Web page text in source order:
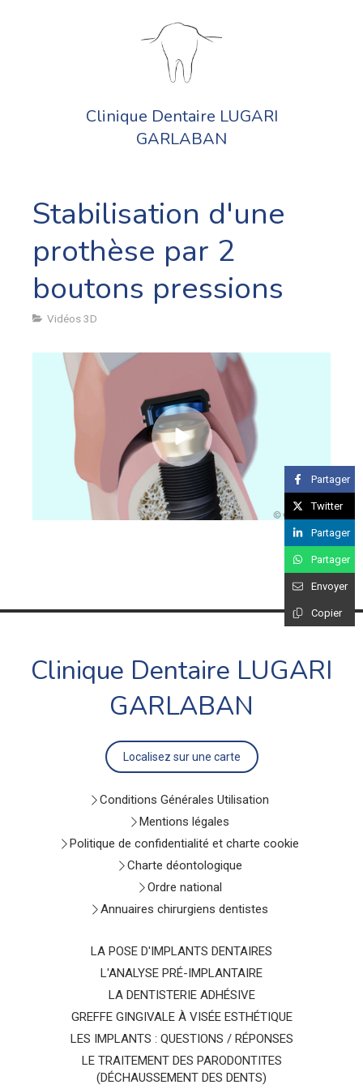
Clinique Dentaire LUGARI
GARLABAN
Stabilisation d'une
prothèse par 2
boutons pressions
Vidéos 3D
Partager
Twitter
Partager
Partager
Envoyer
Copier
Clinique Dentaire LUGARI
GARLABAN
Localisez sur une carte
Conditions Générales Utilisation
Mentions légales
Politique de confidentialité et charte cookie
Charte déontologique
Ordre national
Annuaires chirurgiens dentistes
LA POSE D'IMPLANTS DENTAIRES
L'ANALYSE PRÉ-IMPLANTAIRE
LA DENTISTERIE ADHÉSIVE
GREFFE GINGIVALE À VISÉE ESTHÉTIQUE
LES IMPLANTS : QUESTIONS / RÉPONSES
LE TRAITEMENT DES PARODONTITES
(DÉCHAUSSEMENT DES DENTS)